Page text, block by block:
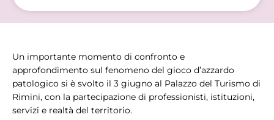
Un importante momento di confronto e
approfondimento sul fenomeno del gioco d’azzardo
patologico si è svolto il 3 giugno al Palazzo del Turismo di
Rimini, con la partecipazione di professionisti, istituzioni,
servizi e realtà del territorio.